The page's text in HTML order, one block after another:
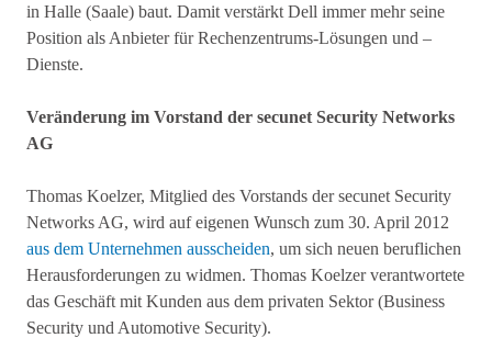
in Halle (Saale) baut. Damit verstärkt Dell immer mehr seine
Position als Anbieter für Rechenzentrums-Lösungen und –
Dienste.
Veränderung im Vorstand der secunet Security Networks
AG
Thomas Koelzer, Mitglied des Vorstands der secunet Security
Networks AG, wird auf eigenen Wunsch zum 30. April 2012
aus dem Unternehmen ausscheiden, um sich neuen beruflichen
Herausforderungen zu widmen. Thomas Koelzer verantwortete
das Geschäft mit Kunden aus dem privaten Sektor (Business
Security und Automotive Security).